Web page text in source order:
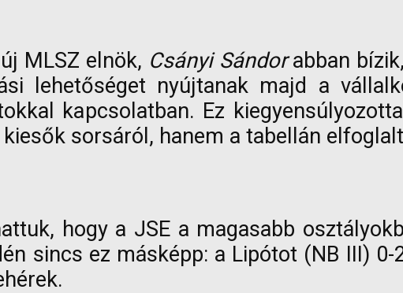
MLSZ elnök, Csányi Sándorabban
lehetőséget nyújtanak majd a
kapcsolatban. Ez
sorsáról, hanem a tabellán
hogy a JSE a magasabb
sincs ez másképp: a Lipótot (NB III)